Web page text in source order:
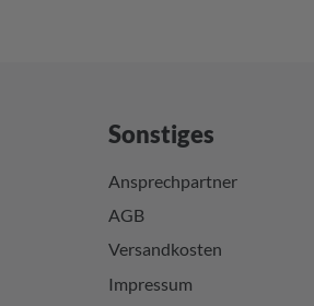
Sonstiges
Ansprechpartner
AGB
Versandkosten
Impressum